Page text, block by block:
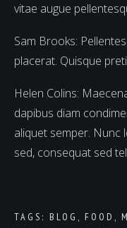
vitae augue
Sam Brooks:
placerat. Quisque
Helen Colins:
dapibus diam
aliquet semper. Nunc
sed, consequat sed
TAGS: BLOG , FOOD ,